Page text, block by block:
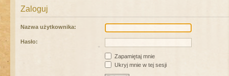
Zaloguj
Nazwa użytkownika:
Hasło:
Zapamiętaj mnie
Ukryj mnie w tej sesji